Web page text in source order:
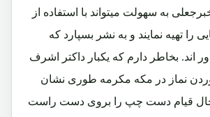
به سهولت میتواند با استفاده از
را تهیه نمایند و به نشر بسپارد که
اند. بخاطر دارم که یکبار داکتر اشرف
نماز در مکه مکرمه طوری نشان
حال قیام دست چپ را بروی دست راست